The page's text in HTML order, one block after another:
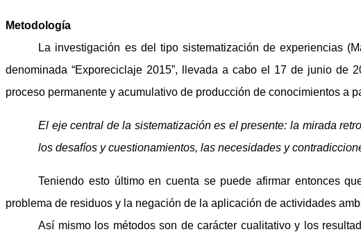
Metodología
La investigación es del tipo sistematización de experiencias
denominada “Exporeciclaje 2015”, llevada a cabo el 17 de junio de
proceso permanente y acumulativo de producción de conocimientos a
El eje central de la sistematización es el presente: la mirada
los desafíos y cuestionamientos, las necesidades y
Teniendo esto último en cuenta se puede afirmar entonces
problema de residuos y la negación de la aplicación de actividades
Así mismo los métodos son de carácter cualitativo y los